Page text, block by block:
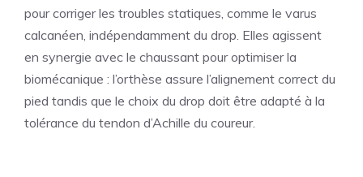
pour corriger les troubles statiques, comme le varus
calcanéen, indépendamment du drop. Elles agissent
en synergie avec le chaussant pour optimiser la
biomécanique : l’orthèse assure l’alignement correct du
pied tandis que le choix du drop doit être adapté à la
tolérance du tendon d’Achille du coureur.